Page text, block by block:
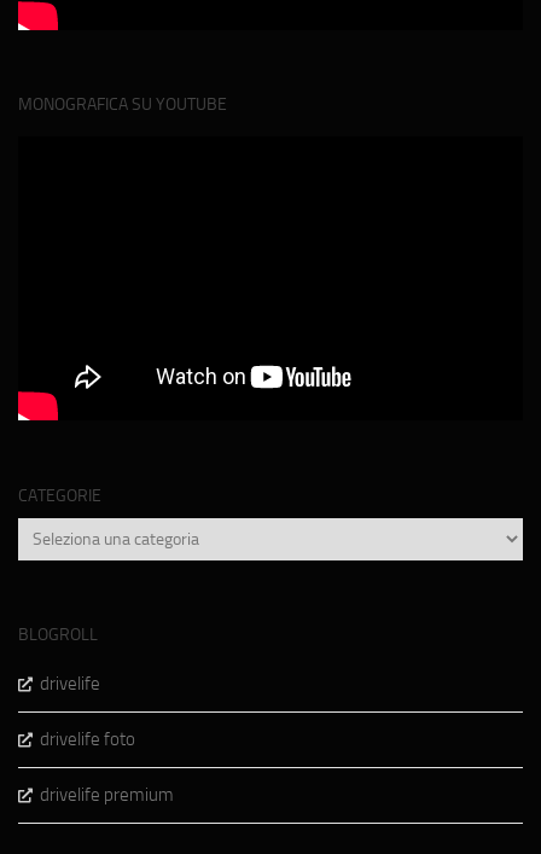
MONOGRAFICA SU YOUTUBE
CATEGORIE
Categorie
BLOGROLL
drivelife
drivelife foto
drivelife premium